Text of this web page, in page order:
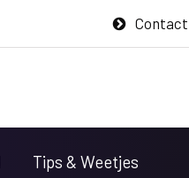
Contact
Tips & Weetjes